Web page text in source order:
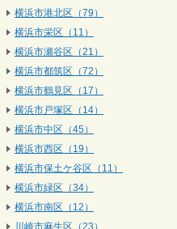
横浜市港北区（79）
横浜市栄区（11）
横浜市瀬谷区（21）
横浜市都筑区（72）
横浜市鶴見区（17）
横浜市戸塚区（14）
横浜市中区（45）
横浜市西区（19）
横浜市保土ケ谷区（11）
横浜市緑区（34）
横浜市南区（12）
川崎市麻生区（23）